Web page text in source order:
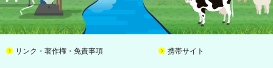
リンク・著作権・免責事項 携帯サイト